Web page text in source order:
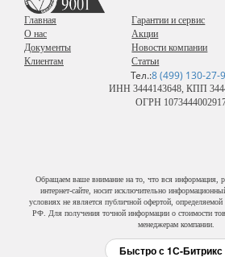
Главная
О нас
Документы
Клиентам
Гарантии и сервис
Акции
Новости компании
Статьи
Тел.:8 (499) 130-27-
ИНН 3444143648, КПП
ОГРН
Обращаем ваше внимание на то, что вся информация,
интернет-сайте, носит исключительно
условиях не является публичной офертой,
РФ. Для получения точной информации о стоимости
менеджерам компании.
Быстро с 1С-Битрикс